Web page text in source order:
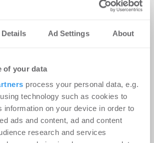
Details Ad Settings About
of your data
process your personal data, e.g.
technology such as cookies to
information on your device in order to
ads and content, ad and content
research and services
Miete 06.08.2026
Sie sich jetzt Ihren
um auf die neusten ...